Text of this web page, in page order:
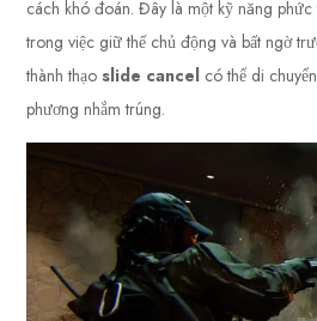
cách khó đoán. Đây là một kỹ năng
trong việc giữ thế chủ động và bất ngờ
thành thạoslide cancel có thể di
phương nhắm trúng.